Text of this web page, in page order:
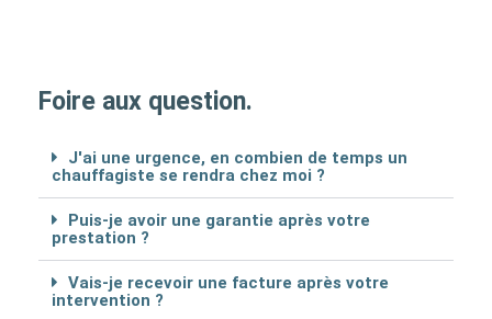
Foire aux question.
J'ai une urgence, en combien de temps un
chauffagiste se rendra chez moi ?
Puis-je avoir une garantie après votre
prestation ?
Vais-je recevoir une facture après votre
intervention ?